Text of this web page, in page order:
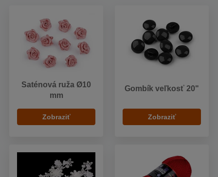
Saténová ruža Ø10
mm
Zobraziť
Gombík veľkosť 20"
Zobraziť